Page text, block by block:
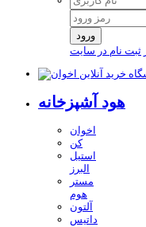
ورود
ثبت نام در سایت
هود آشپزخانه
اخوان
کن
استیل
البرز
مستر
هوم
آلتون
داتیس